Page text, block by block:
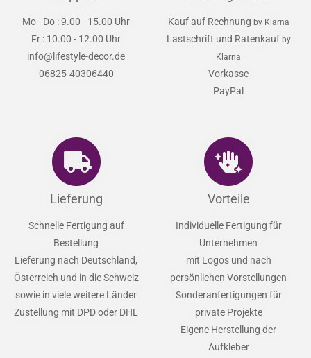
Mo - Do : 9.00 - 15.00 Uhr
Fr : 10.00 - 12.00 Uhr
info@lifestyle-decor.de
06825-40306440
Kauf auf Rechnung by Klarna
Lastschrift und Ratenkauf by
Klarna
Vorkasse
PayPal
Lieferung
Schnelle Fertigung auf
Bestellung
Lieferung nach Deutschland,
Österreich und in die Schweiz
sowie in viele weitere Länder
Zustellung mit DPD oder DHL
Vorteile
Individuelle Fertigung für
Unternehmen
mit Logos und nach
persönlichen Vorstellungen
Sonderanfertigungen für
private Projekte
Eigene Herstellung der
Aufkleber